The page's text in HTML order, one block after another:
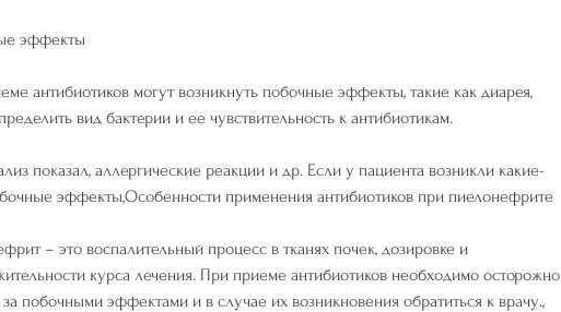
эффекты
антибиотиков могут возникнуть побочные эффекты, такие как диарея,
вид бактерии и ее чувствительность к антибиотикам.
показал, аллергические реакции и др. Если у пациента возникли какие-
эффекты,Особенности применения антибиотиков при пиелонефрите
– это воспалительный процесс в тканях почек, дозировке и
курса лечения. При приеме антибиотиков необходимо осторожно
побочными эффектами и в случае их возникновения обратиться к врачу.,